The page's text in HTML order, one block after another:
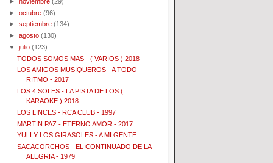
►octubre (96)
►septiembre (134)
►agosto (130)
▼julio (123)
TODOS SOMOS MAS - ( VARIOS ) 2018
LOS AMIGOS MUSIQUEROS - A TODO
RITMO - 2017
LOS 4 SOLES - LA PISTA DE LOS (
KARAOKE ) 2018
LOS LINCES - RCA CLUB - 1997
MARTIN PAZ - ETERNO AMOR - 2017
YULI Y LOS GIRASOLES - A MI GENTE
SACACORCHOS - EL CONTINUADO DE LA
ALEGRIA - 1979